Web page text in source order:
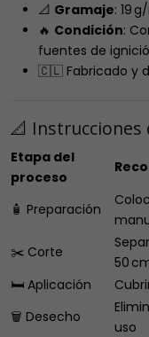
📐 Gramaje: 19
🔥 Condición:
fuentes de
🇨🇱 Fabricado y
📐 Instrucciones
Etapa del
proceso
🧴 Preparación
✂️ Corte
50
🛏️ Aplicación
🗑️ Desecho
uso